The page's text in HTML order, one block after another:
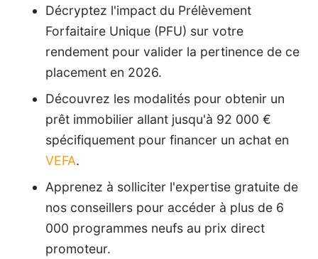
Décryptez l'impact du Prélèvement
Forfaitaire Unique (PFU) sur votre
rendement pour valider la pertinence de ce
placement en 2026.
Découvrez les modalités pour obtenir un
prêt immobilier allant jusqu'à 92 000 €
spécifiquement pour financer un achat en
VEFA.
Apprenez à solliciter l'expertise gratuite de
nos conseillers pour accéder à plus de 6
000 programmes neufs au prix direct
promoteur.